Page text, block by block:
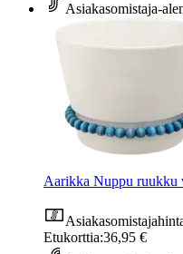
Asiakasomistaja-
Aarikka Nuppu ruukku
Etukorttia:36,95 €